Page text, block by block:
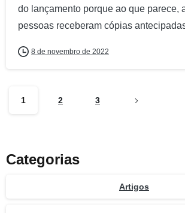
do lançamento porque ao que parece,
pessoas receberam cópias
8 de novembro de 2022
1 2 3
Categorias
Artigos